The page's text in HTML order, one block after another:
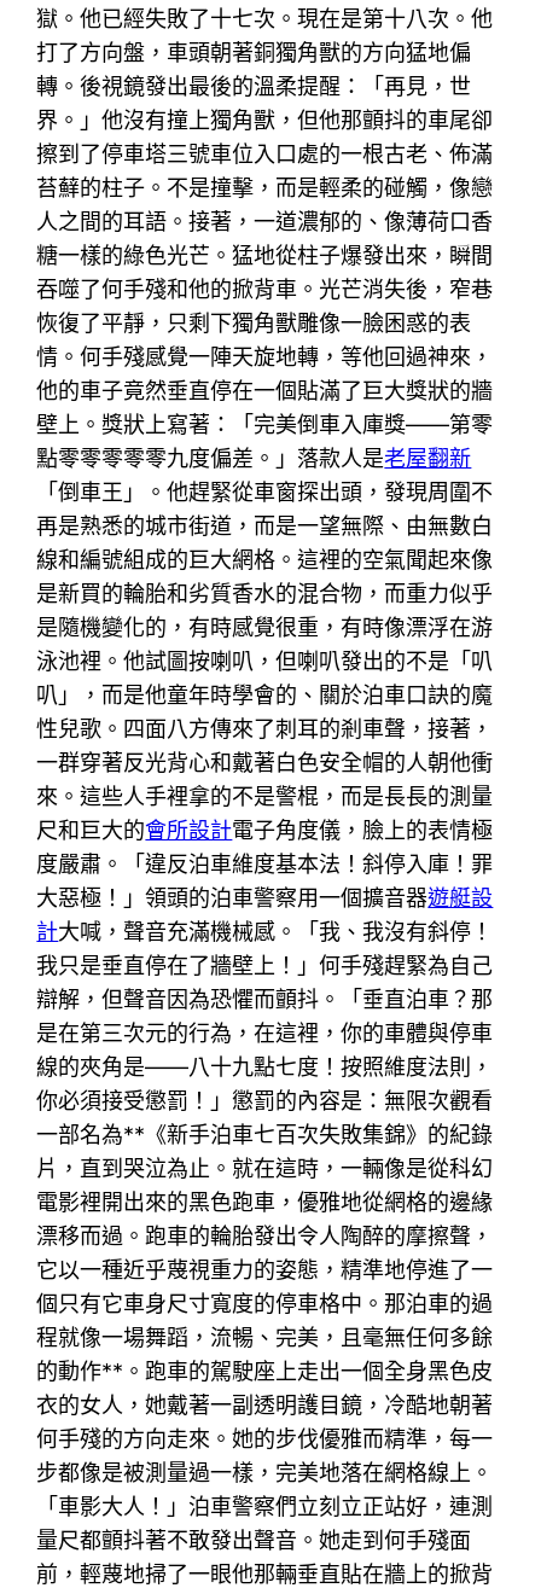
獄。他已經失敗了十七次。現在是第十八次。他
打了方向盤，車頭朝著銅獨角獸的方向猛地偏
轉。後視鏡發出最後的溫柔提醒：「再見，世
界。」他沒有撞上獨角獸，但他那顫抖的車尾卻
擦到了停車塔三號車位入口處的一根古老、佈滿
苔蘚的柱子。不是撞擊，而是輕柔的碰觸，像戀
人之間的耳語。接著，一道濃郁的、像薄荷口香
糖一樣的綠色光芒。猛地從柱子爆發出來，瞬間
吞噬了何手殘和他的掀背車。光芒消失後，窄巷
恢復了平靜，只剩下獨角獸雕像一臉困惑的表
情。何手殘感覺一陣天旋地轉，等他回過神來，
他的車子竟然垂直停在一個貼滿了巨大獎狀的牆
壁上。獎狀上寫著：「完美倒車入庫獎——第零
點零零零零零九度偏差。」落款人是老屋翻新
「倒車王」。他趕緊從車窗探出頭，發現周圍不
再是熟悉的城市街道，而是一望無際、由無數白
線和編號組成的巨大網格。這裡的空氣聞起來像
是新買的輪胎和劣質香水的混合物，而重力似乎
是隨機變化的，有時感覺很重，有時像漂浮在游
泳池裡。他試圖按喇叭，但喇叭發出的不是「叭
叭」，而是他童年時學會的、關於泊車口訣的魔
性兒歌。四面八方傳來了刺耳的剎車聲，接著，
一群穿著反光背心和戴著白色安全帽的人朝他衝
來。這些人手裡拿的不是警棍，而是長長的測量
尺和巨大的會所設計電子角度儀，臉上的表情極
度嚴肅。「違反泊車維度基本法！斜停入庫！罪
大惡極！」領頭的泊車警察用一個擴音器遊艇設
計大喊，聲音充滿機械感。「我、我沒有斜停！
我只是垂直停在了牆壁上！」何手殘趕緊為自己
辯解，但聲音因為恐懼而顫抖。「垂直泊車？那
是在第三次元的行為，在這裡，你的車體與停車
線的夾角是——八十九點七度！按照維度法則，
你必須接受懲罰！」懲罰的內容是：無限次觀看
一部名為**《新手泊車七百次失敗集錦》的紀錄
片，直到哭泣為止。就在這時，一輛像是從科幻
電影裡開出來的黑色跑車，優雅地從網格的邊緣
漂移而過。跑車的輪胎發出令人陶醉的摩擦聲，
它以一種近乎蔑視重力的姿態，精準地停進了一
個只有它車身尺寸寬度的停車格中。那泊車的過
程就像一場舞蹈，流暢、完美，且毫無任何多餘
的動作**。跑車的駕駛座上走出一個全身黑色皮
衣的女人，她戴著一副透明護目鏡，冷酷地朝著
何手殘的方向走來。她的步伐優雅而精準，每一
步都像是被測量過一樣，完美地落在網格線上。
「車影大人！」泊車警察們立刻立正站好，連測
量尺都顫抖著不敢發出聲音。她走到何手殘面
前，輕蔑地掃了一眼他那輛垂直貼在牆上的掀背